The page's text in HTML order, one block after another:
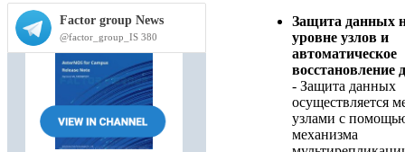
Защита данных
уровне узлов и
автоматическое
восстановление
- Защита данных
осуществляется
узлами с
механизма